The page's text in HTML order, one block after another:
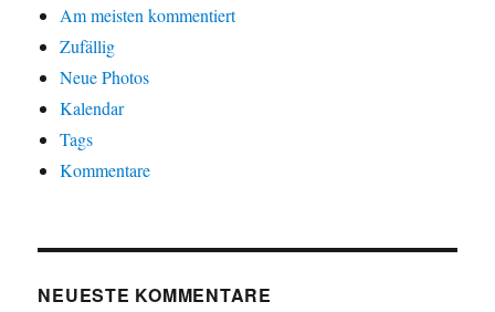
Am meisten kommentiert
Zufällig
Neue Photos
Kalendar
Tags
Kommentare
NEUESTE KOMMENTARE